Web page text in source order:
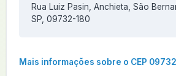
Rua Luiz Pasin, Anchieta, São
SP, 09732-180
Mais informações sobre o CEP